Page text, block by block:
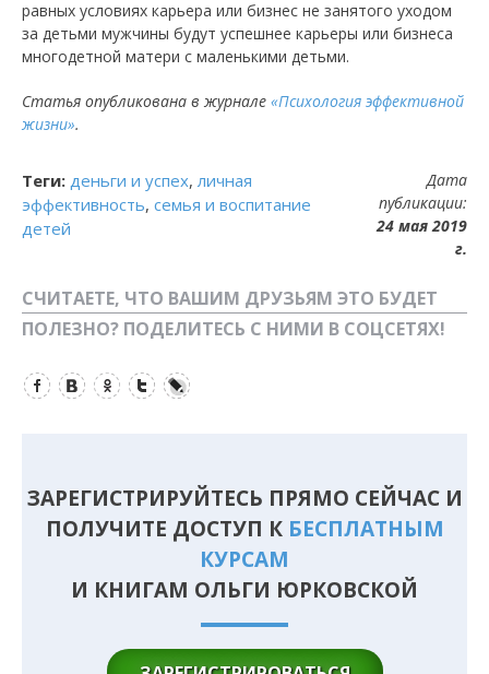
равных условиях карьера или бизнес не занятого уходом
за детьми мужчины будут успешнее карьеры или бизнеса
многодетной матери с маленькими детьми.
Статья опубликована в журнале «Психология эффективной
жизни».
Теги: деньги и успех,личная
эффективность, семья и воспитание
детей
Дата
публикации:
24 мая 2019
г.
СЧИТАЕТЕ, ЧТО ВАШИМ ДРУЗЬЯМ ЭТО БУДЕТ
ПОЛЕЗНО? ПОДЕЛИТЕСЬ С НИМИ В СОЦСЕТЯХ!
ЗАРЕГИСТРИРУЙТЕСЬ ПРЯМО СЕЙЧАС И
ПОЛУЧИТЕ ДОСТУП К БЕСПЛАТНЫМ
КУРСАМ
И КНИГАМ ОЛЬГИ ЮРКОВСКОЙ